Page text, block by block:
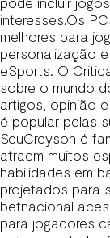
interesses.Os
melhores para
personalização
eSports. O
sobre o mundo
artigos, opinião
é popular pelas
SeuCreyson é
atraem muitos
habilidades em
projetados para
betnacional
para jogadores